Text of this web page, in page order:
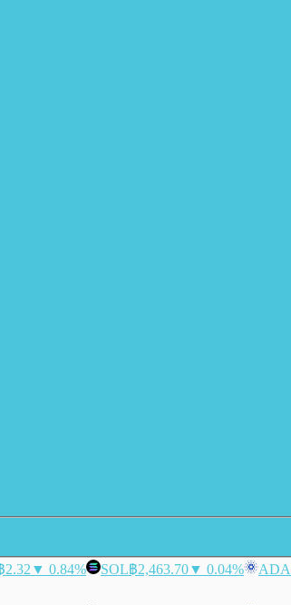
2.32 ▼ 0.84% SOL฿2,463.70▼ 0.04% ADA